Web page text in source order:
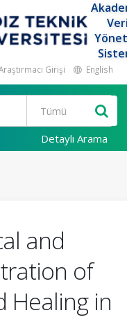
Girişi English
Detaylı Arama
and
of
Healing in